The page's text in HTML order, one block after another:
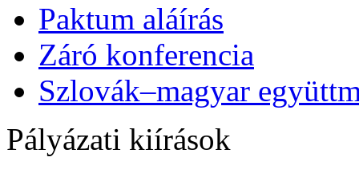
Paktum aláírás
Záró konferencia
Szlovák–magyar
Pályázati kiírások